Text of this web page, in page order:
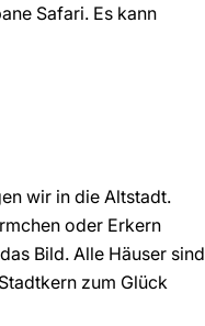
Safari. Es kann
wir in die Altstadt.
oder Erkern
Bild. Alle Häuser sind
zum Glück